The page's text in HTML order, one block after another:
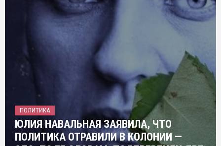
ПОЛИТИКА
ЮЛИЯ НАВАЛЬНАЯ ЗАЯВИЛА, ЧТО
ПОЛИТИКА ОТРАВИЛИ В КОЛОНИИ —